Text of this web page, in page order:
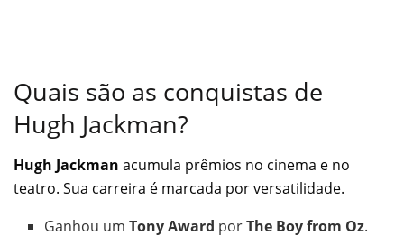
Quais são as conquistas de
Hugh Jackman?
Hugh Jackman acumula prêmios no cinema e no
teatro. Sua carreira é marcada por versatilidade.
Ganhou umTony Award porThe Boy from Oz.